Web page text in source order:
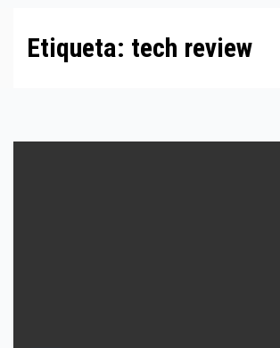
Etiqueta: tech review